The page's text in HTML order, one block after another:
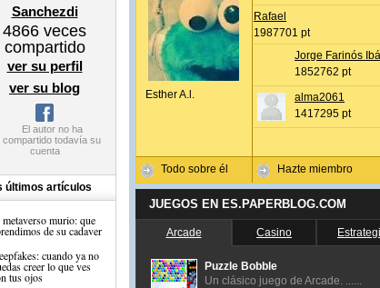
Sanchezdi
4866 veces
compartido
ver su perfil
ver su blog
últimos artículos
murio: que
de su cadaver
cuando ya no
creer lo que ves
tus ojos
Esther A.l.
Todo sobre él
Rafael
1987701 pt
Jorge Farinós
1852762 pt
alma2061
1417295 pt
Hazte miembro
JUEGOS EN ES.PAPERBLOG.COM
Arcade Casino
Puzzle Bobble
Un clásico juego de Arcade. ......